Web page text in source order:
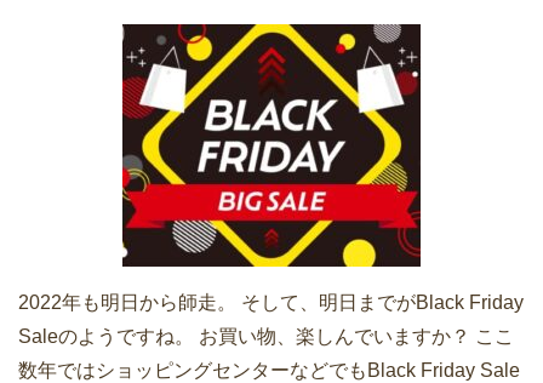
2022年も明日から師走。 そして、明日までがBlack Friday
Saleのようですね。 お買い物、楽しんでいますか？ ここ
数年ではショッピングセンターなどでもBlack Friday Sale